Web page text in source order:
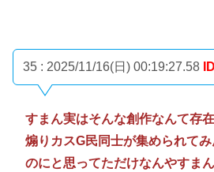
35 : 2025/11/16(日) 00:19:27.58
すまん実はそんな創作なんて存
煽りカスG民同士が集められて
のにと思ってただけなんやすま